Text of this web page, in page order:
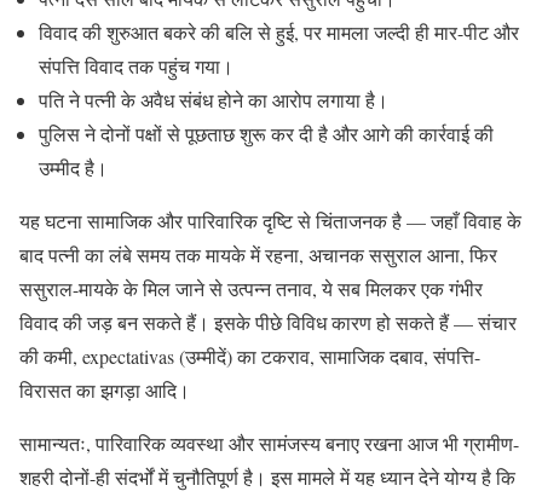
विवाद की शुरुआत बकरे की बलि से हुई, पर मामला जल्दी ही मार-पीट और
संपत्ति विवाद तक पहुंच गया।
पति ने पत्नी के अवैध संबंध होने का आरोप लगाया है।
पुलिस ने दोनों पक्षों से पूछताछ शुरू कर दी है और आगे की कार्रवाई की
उम्मीद है।
यह घटना सामाजिक और पारिवारिक दृष्टि से चिंताजनक है — जहाँ विवाह के
बाद पत्नी का लंबे समय तक मायके में रहना, अचानक ससुराल आना, फिर
ससुराल-मायके के मिल जाने से उत्पन्न तनाव, ये सब मिलकर एक गंभीर
विवाद की जड़ बन सकते हैं। इसके पीछे विविध कारण हो सकते हैं — संचार
की कमी, expectativas (उम्मीदें) का टकराव, सामाजिक दबाव, संपत्ति-
विरासत का झगड़ा आदि।
सामान्यतः, पारिवारिक व्यवस्था और सामंजस्य बनाए रखना आज भी ग्रामीण-
शहरी दोनों-ही संदर्भों में चुनौतिपूर्ण है। इस मामले में यह ध्यान देने योग्य है कि